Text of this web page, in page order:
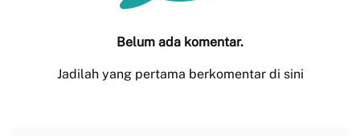
Belum ada komentar.
Jadilah yang pertama berkomentar di sini